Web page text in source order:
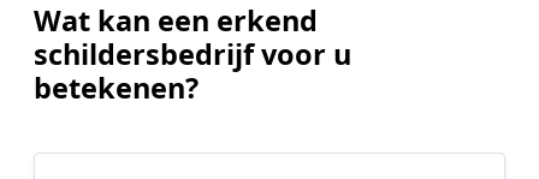
Wat kan een erkend
schildersbedrijf voor u
betekenen?